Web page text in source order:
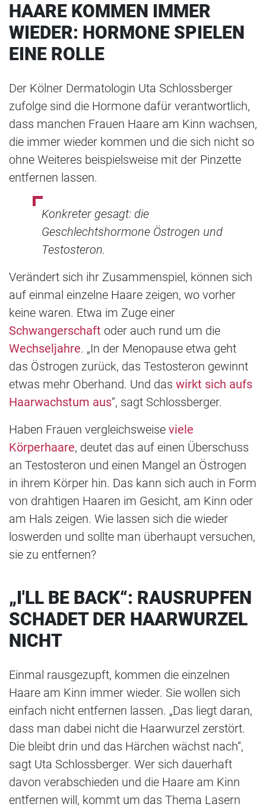
HAARE KOMMEN IMMER
WIEDER: HORMONE SPIELEN
EINE ROLLE
Der Kölner Dermatologin Uta Schlossberger
zufolge sind die Hormone dafür verantwortlich,
dass manchen Frauen Haare am Kinn wachsen,
die immer wieder kommen und die sich nicht so
ohne Weiteres beispielsweise mit der Pinzette
entfernen lassen.
Konkreter gesagt: die
Geschlechtshormone Östrogen und
Testosteron.
Verändert sich ihr Zusammenspiel, können sich
auf einmal einzelne Haare zeigen, wo vorher
keine waren. Etwa im Zuge einer
Schwangerschaft oder auch rund um die
Wechseljahre. „In der Menopause etwa geht
das Östrogen zurück, das Testosteron gewinnt
etwas mehr Oberhand. Und das wirkt sich aufs
Haarwachstum aus“, sagt Schlossberger.
Haben Frauen vergleichsweise viele
Körperhaare, deutet das auf einen Überschuss
an Testosteron und einen Mangel an Östrogen
in ihrem Körper hin. Das kann sich auch in Form
von drahtigen Haaren im Gesicht, am Kinn oder
am Hals zeigen. Wie lassen sich die wieder
loswerden und sollte man überhaupt versuchen,
sie zu entfernen?
„I'LL BE BACK“: RAUSRUPFEN
SCHADET DER HAARWURZEL
NICHT
Einmal rausgezupft, kommen die einzelnen
Haare am Kinn immer wieder. Sie wollen sich
einfach nicht entfernen lassen. „Das liegt daran,
dass man dabei nicht die Haarwurzel zerstört.
Die bleibt drin und das Härchen wächst nach“,
sagt Uta Schlossberger. Wer sich dauerhaft
davon verabschieden und die Haare am Kinn
entfernen will, kommt um das Thema Lasern